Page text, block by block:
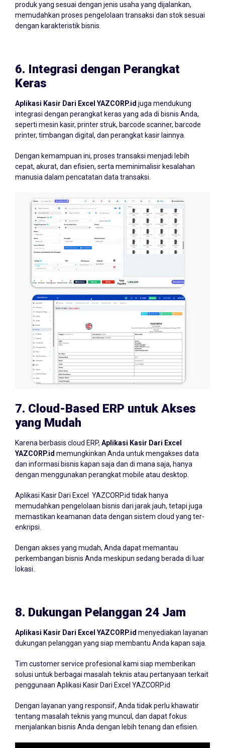
produk yang sesuai dengan jenis usaha yang dijalankan,
memudahkan proses pengelolaan transaksi dan stok sesuai
dengan karakteristik bisnis.
6. Integrasi dengan Perangkat
Keras
Aplikasi Kasir Dari Excel YAZCORP.id juga mendukung
integrasi dengan perangkat keras yang ada di bisnis Anda,
seperti mesin kasir, printer struk, barcode scanner, barcode
printer, timbangan digital, dan perangkat kasir lainnya.
Dengan kemampuan ini, proses transaksi menjadi lebih
cepat, akurat, dan efisien, serta meminimalisir kesalahan
manusia dalam pencatatan data transaksi.
7. Cloud-Based ERP untuk Akses
yang Mudah
Karena berbasis cloud ERP, Aplikasi Kasir Dari Excel
YAZCORP.id memungkinkan Anda untuk mengakses data
dan informasi bisnis kapan saja dan di mana saja, hanya
dengan menggunakan perangkat mobile atau desktop.
Aplikasi Kasir Dari Excel YAZCORP.id tidak hanya
memudahkan pengelolaan bisnis dari jarak jauh, tetapi juga
memastikan keamanan data dengan sistem cloud yang ter-
enkripsi.
Dengan akses yang mudah, Anda dapat memantau
perkembangan bisnis Anda meskipun sedang berada di luar
lokasi.
8. Dukungan Pelanggan 24 Jam
Aplikasi Kasir Dari Excel YAZCORP.id menyediakan layanan
dukungan pelanggan yang siap membantu Anda kapan saja.
Tim customer service profesional kami siap memberikan
solusi untuk berbagai masalah teknis atau pertanyaan terkait
penggunaan Aplikasi Kasir Dari Excel YAZCORP.id
Dengan layanan yang responsif, Anda tidak perlu khawatir
tentang masalah teknis yang muncul, dan dapat fokus
menjalankan bisnis Anda dengan lebih tenang dan efisien.